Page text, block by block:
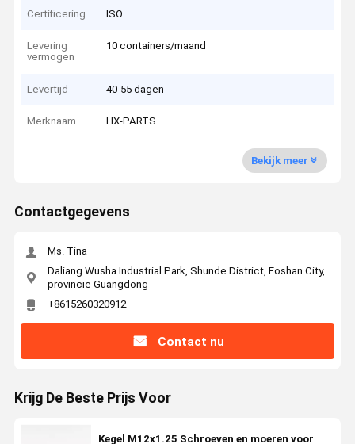
Certificering ISO
Levering
vermogen
10 containers/maand
Levertijd 40-55 dagen
Merknaam HX-PARTS
Bekijk meer
Contactgegevens
Ms. Tina
Daliang Wusha Industrial Park, Shunde District, Foshan City,
provincie Guangdong
+8615260320912
Contact nu
Krijg De Beste Prijs Voor
Kegel M12x1.25 Schroeven en moeren voor